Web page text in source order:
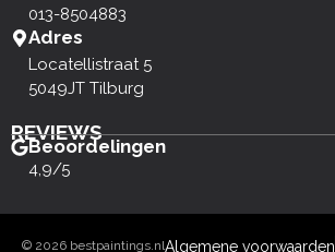
013-8504883
Adres
Locatellistraat 5
5049JT Tilburg
REVIEWS
Beoordelingen
4,9/5
© 2026 bestpaintings.nlAlgemene voorwaarden